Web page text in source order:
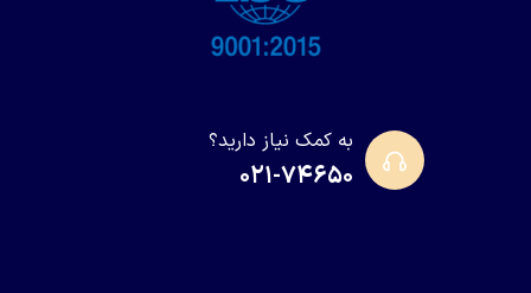
به کمک نیاز دارید؟
۰۲۱-۷۴۶۵۰